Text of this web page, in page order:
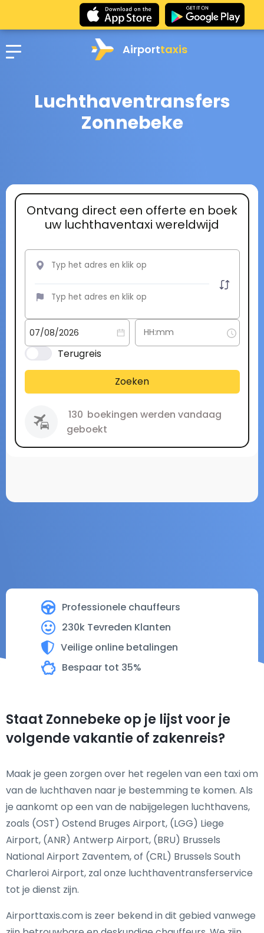
Airporttaxis
Luchthaventransfers
Zonnebeke
Professionele chauffeurs
230k Tevreden Klanten
Veilige online betalingen
Bespaar tot 35%
Ontvang direct een offerte en boek
uw luchthaventaxi wereldwijd
Terugreis
Zoeken
130 boekingen werden vandaag
geboekt
Staat Zonnebeke op je lijst voor je
volgende vakantie of zakenreis?
Maak je geen zorgen over het regelen van een taxi om
van de luchthaven naar je bestemming te komen. Als
je aankomt op een van de nabijgelegen luchthavens,
zoals (OST) Ostend Bruges Airport, (LGG) Liege
Airport, (ANR) Antwerp Airport, (BRU) Brussels
National Airport Zaventem, of (CRL) Brussels South
Charleroi Airport, zal onze luchthaventransferservice
tot je dienst zijn.
Airporttaxis.com is zeer bekend in dit gebied vanwege